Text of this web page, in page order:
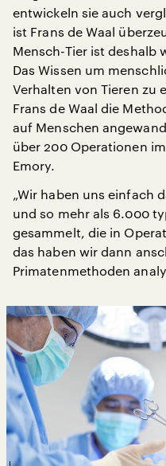
entwickeln sie auch
ist Frans de Waal
Mensch-Tier ist deshalb
Das Wissen um
Verhalten von Tieren zu
Frans de Waal die
auf Menschen
über 200 Operationen
Emory.
„Wir haben uns einfach
und so mehr als 6.000
gesammelt, die in
das haben wir dann
Primatenmethoden